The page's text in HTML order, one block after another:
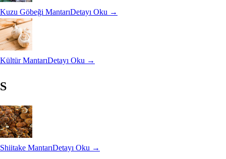
Kuzu Göbeği MantarıDetayı Oku →
Kültür MantarıDetayı Oku →
S
Shiitake MantarıDetayı Oku →